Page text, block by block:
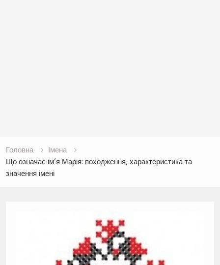
Головна
Імена
Що означає ім’я Марія: походження, характеристика та
значення імені